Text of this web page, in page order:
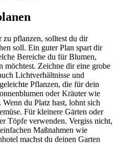
zu pflanzen, solltest du dir
soll. Ein guter Plan spart dir
Bereiche du für Blumen,
möchtest. Zeichne dir eine grobe
Lichtverhältnisse und
Pflanzen, die für dein
oder Kräuter wie
du Platz hast, lohnt sich
Für kleinere Gärten oder
Töpfe verwenden. Vergiss nicht,
Maßnahmen wie
machst du deinen Garten